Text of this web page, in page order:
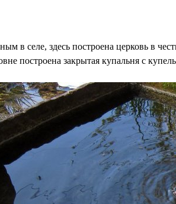
в селе, здесь построена церковь в
построена закрытая купальня с